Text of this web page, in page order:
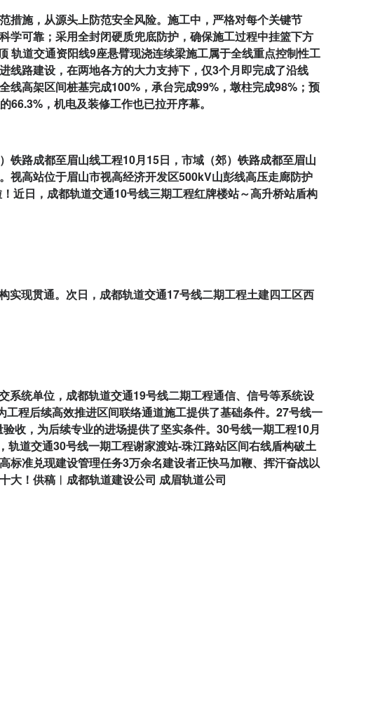
措施，从源头上防范安全风险。施工中，严格对每个关键节
学可靠；采用全封闭硬质兜底防护，确保施工过程中挂篮下方
轨道交通资阳线9座悬臂现浇连续梁施工属于全线重点控制性工
线路建设，在两地各方的大力支持下，仅3个月即完成了沿线
线高架区间桩基完成100%，承台完成99%，墩柱完成98%；预
，机电及装修工作也已拉开序幕。
铁路成都至眉山线工程10月15日，市域（郊）铁路成都至眉山
视高站位于眉山市视高经济开发区500kV山彭线高压走廊防护
近日，成都轨道交通10号线三期工程红牌楼站～高升桥站盾构
现贯通。次日，成都轨道交通17号线二期工程土建四工区西
统单位，成都轨道交通19号线二期工程通信、信号等系统设
程后续高效推进区间联络通道施工提供了基础条件。27号线一
收，为后续专业的进场提供了坚实条件。30号线一期工程10月
道交通30号线一期工程谢家渡站-珠江路站区间右线盾构破土
标准兑现建设管理任务3万余名建设者正快马加鞭、挥汗奋战以
大！供稿︱成都轨道建设公司 成眉轨道公司